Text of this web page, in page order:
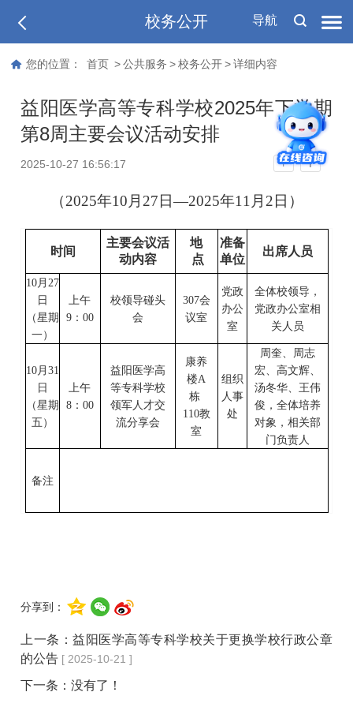
导航
校务公开
您的位置： 首页 > 公共服务 > 校务公开 > 详细内容
益阳医学高等专科学校2025年下学期
第8周主要会议活动安排
2025-10-27 16:56:17 T T
（2025年10 月 27日—2025年11 月 2日）
时间
主要会议活
动内容
地
点
准备
单位
出席人员
10月 27
日
（星期
一）
上午
9： 00
校领导碰头
会
307会
议室
党政
办公
室
全体校领导，
党政办公室相
关人员
10月 31
日
（星期
五 ）
上午
8： 00
益阳医学高
等专科学校
领军人才交
流分享会
康养
楼A
栋
110教
室
组织
人事
处
周奎、周志
宏、高文辉、
汤冬华、王伟
俊，全体培养
对象，相关部
门负责人
备注
分享到：
上一条：益阳医学高等专科学校关于更换学校行政公章
的公告 [ 2025-10-21 ]
下一条：没有了！